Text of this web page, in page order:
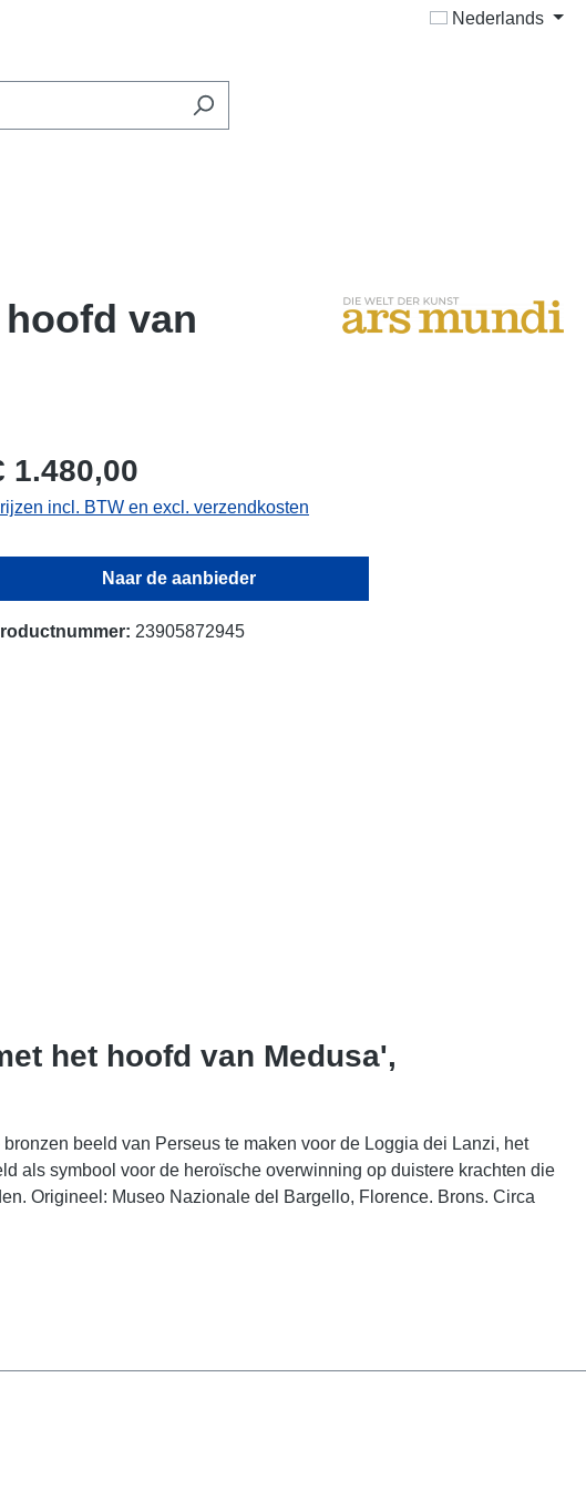
Nederlands
van
1.480,00
incl. BTW en excl. verzendkosten
Naar de aanbieder
23905872945
het hoofd van Medusa',
beeld van Perseus te maken voor de Loggia dei Lanzi, het
als symbool voor de heroïsche overwinning op duistere krachten die
Origineel: Museo Nazionale del Bargello, Florence. Brons. Circa